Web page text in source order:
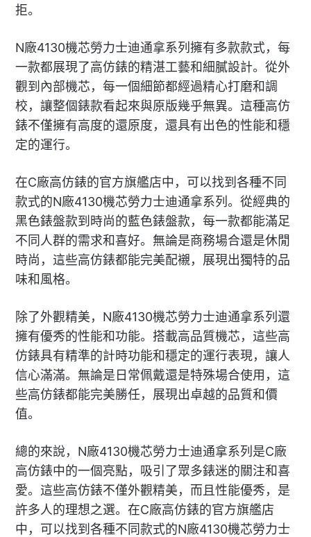
拒。
N廠4130機芯勞力士迪通拿系列擁有多款款式，每
一款都展現了高仿錶的精湛工藝和細膩設計。從外
觀到內部機芯，每一個細節都經過精心打磨和調
校，讓整個錶款看起來與原版幾乎無異。這種高仿
錶不僅擁有高度的還原度，還具有出色的性能和穩
定的運行。
在C廠高仿錶的官方旗艦店中，可以找到各種不同
款式的N廠4130機芯勞力士迪通拿系列。從經典的
黑色錶盤款到時尚的藍色錶盤款，每一款都能滿足
不同人群的需求和喜好。無論是商務場合還是休閒
時尚，這些高仿錶都能完美配襯，展現出獨特的品
味和風格。
除了外觀精美，N廠4130機芯勞力士迪通拿系列還
擁有優秀的性能和功能。搭載高品質機芯，這些高
仿錶具有精準的計時功能和穩定的運行表現，讓人
信心滿滿。無論是日常佩戴還是特殊場合使用，這
些高仿錶都能完美勝任，展現出卓越的品質和價
值。
總的來說，N廠4130機芯勞力士迪通拿系列是C廠
高仿錶中的一個亮點，吸引了眾多錶迷的關注和喜
愛。這些高仿錶不僅外觀精美，而且性能優秀，是
許多人的理想之選。在C廠高仿錶的官方旗艦店
中，可以找到各種不同款式的N廠4130機芯勞力士